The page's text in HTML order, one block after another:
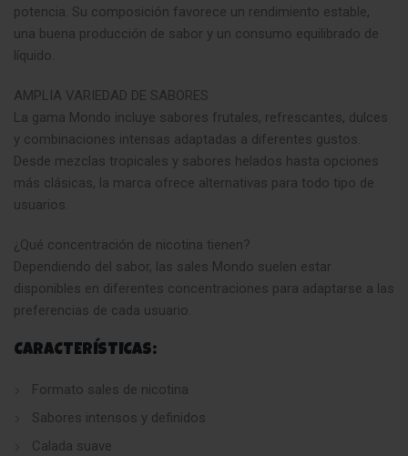
potencia. Su composición favorece un rendimiento estable,
una buena producción de sabor y un consumo equilibrado de
líquido.
AMPLIA VARIEDAD DE SABORES
La gama Mondo incluye sabores frutales, refrescantes, dulces
y combinaciones intensas adaptadas a diferentes gustos.
Desde mezclas tropicales y sabores helados hasta opciones
más clásicas, la marca ofrece alternativas para todo tipo de
usuarios.
¿Qué concentración de nicotina tienen?
Dependiendo del sabor, las sales Mondo suelen estar
disponibles en diferentes concentraciones para adaptarse a las
preferencias de cada usuario.
CARACTERÍSTICAS:
Formato sales de nicotina
Sabores intensos y definidos
Calada suave